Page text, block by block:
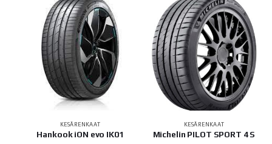
KESÄRENKAAT
Hankook iON evo IK01
KESÄRENKAAT
Michelin PILOT SPORT 4 S